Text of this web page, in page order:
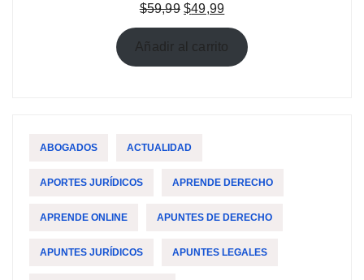
$59,99 El
precio
original
$49,99El
precio
actual
es:
Añadir al carrito
ABOGADOS ACTUALIDAD
APORTES JURÍDICOS APRENDE DERECHO
APRENDE ONLINE APUNTES DE DERECHO
APUNTES JURÍDICOS APUNTES LEGALES